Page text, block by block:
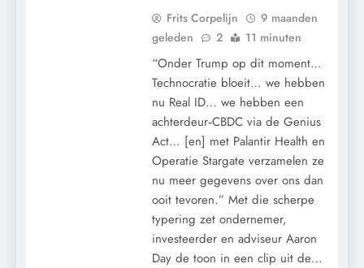
Frits Corpelijn
9 maanden
geleden
2 11 minuten
“Onder Trump op dit moment…
Technocratie bloeit… we hebben
nu Real ID… we hebben een
achterdeur‑CBDC via de Genius
Act… [en] met Palantir Health en
Operatie Stargate verzamelen ze
nu meer gegevens over ons dan
ooit tevoren.” Met die scherpe
typering zet ondernemer,
investeerder en adviseur Aaron
Day de toon in een clip uit de…